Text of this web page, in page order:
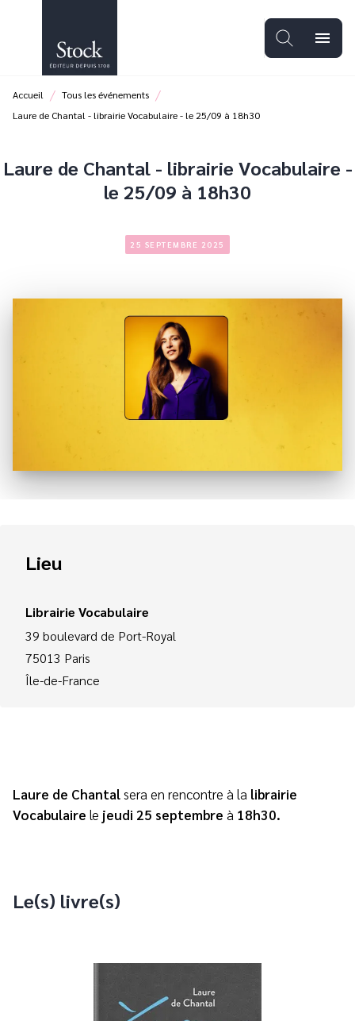
PIED DE PAGE
menu
Accueil / Tous les événements /
Laure de Chantal - librairie Vocabulaire - le 25/09 à 18h30
Laure de Chantal - librairie Vocabulaire -
le 25/09 à 18h30
25 SEPTEMBRE 2025
Lieu
Librairie Vocabulaire
39 boulevard de Port-Royal
75013 Paris
Île-de-France
Laure de Chantalsera en rencontre à la librairie
Vocabulaire le jeudi 25 septembre à 18h30.
Le(s) livre(s)